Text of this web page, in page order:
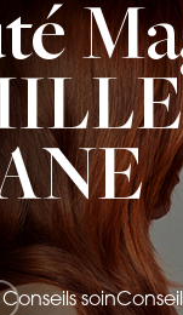
Conseils soin